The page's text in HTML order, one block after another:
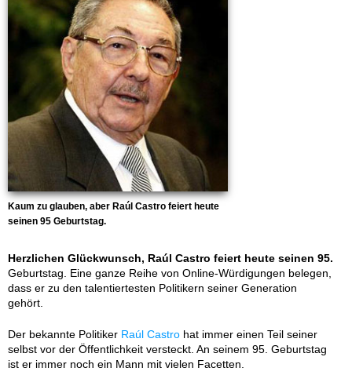
Kaum zu glauben, aber Raúl Castro feiert heute
seinen 95 Geburtstag.
Herzlichen Glückwunsch, Raúl Castro feiert heute seinen 95.
Geburtstag. Eine ganze Reihe von Online-Würdigungen belegen,
dass er zu den talentiertesten Politikern seiner Generation
gehört.
Der bekannte Politiker Raúl Castro hat immer einen Teil seiner
selbst vor der Öffentlichkeit versteckt. An seinem 95. Geburtstag
ist er immer noch ein Mann mit vielen Facetten.